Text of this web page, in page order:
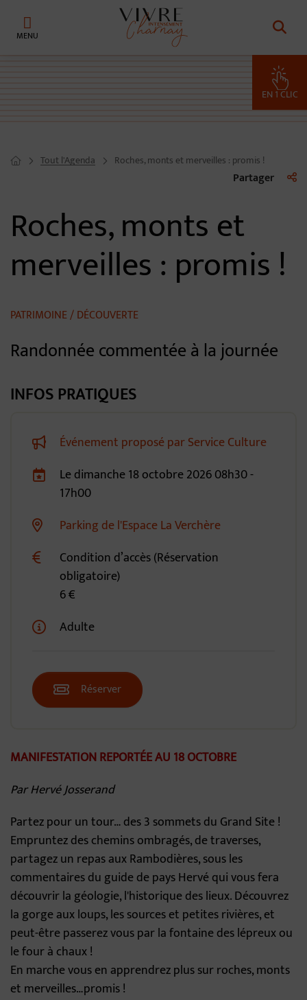
Retour à l'accueil
EN 1 CLIC
Page d'accueil du site
Tout l'Agenda Roches, monts et merveilles : promis !
Partager
Roches, monts et
merveilles : promis !
PATRIMOINE / DÉCOUVERTE
Randonnée commentée à la journée
INFOS PRATIQUES
Événement proposé par Service Culture
Dates de planification
Ledimanche18octobre202608h30 -
17h00
Lieu alternatif
Parking de l'Espace La Verchère
Condition d’accès (Réservation
obligatoire)
6 €
Adulte
Réserver
MANIFESTATION REPORTÉE AU 18 OCTOBRE
Par Hervé Josserand
Partez pour un tour… des 3 sommets du Grand Site !
Empruntez des chemins ombragés, de traverses,
partagez un repas aux Rambodières, sous les
commentaires du guide de pays Hervé qui vous fera
découvrir la géologie, l'historique des lieux. Découvrez
la gorge aux loups, les sources et petites rivières, et
peut-être passerez vous par la fontaine des lépreux ou
le four à chaux !
En marche vous en apprendrez plus sur roches, monts
et merveilles…promis !